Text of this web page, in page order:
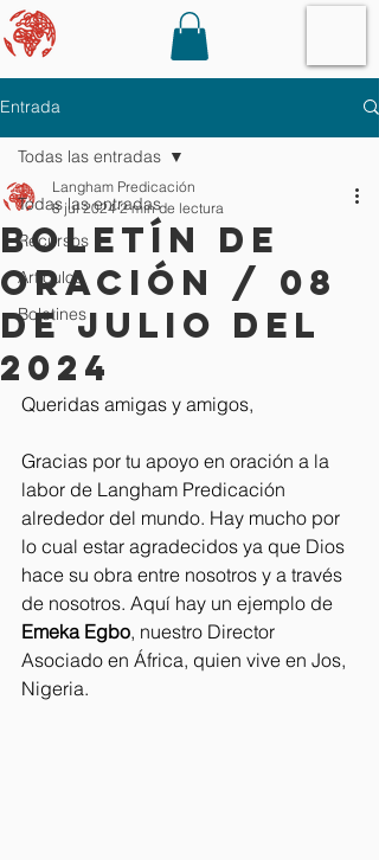
Entrada
Todas las entradas
Recursos
Artículos
Boletines
Todas las entradas
Boletín de
oración / 08
de julio del
2024
Langham Predicación
8 jul 2024 2 min de lectura
Queridas amigas y amigos,
Gracias por tu apoyo en oración a la
labor de Langham Predicación
alrededor del mundo. Hay mucho por
lo cual estar agradecidos ya que Dios
hace su obra entre nosotros y a través
de nosotros. Aquí hay un ejemplo de
Emeka Egbo, nuestro Director
Asociado en África, quien vive en Jos,
Nigeria.